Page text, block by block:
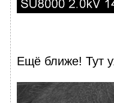
Ещё ближе! Тут